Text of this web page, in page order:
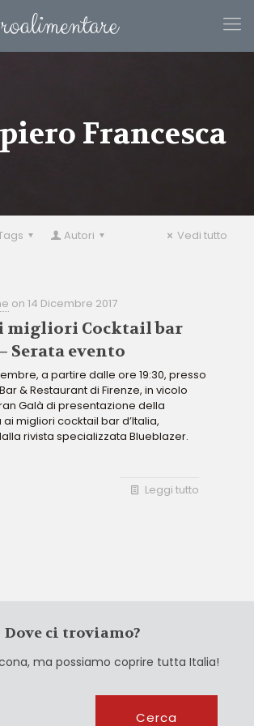
Francesca
Autori Vedi tutto
on14 Dicembre 2017
migliori Cocktail bar
Serata evento
a partire dalle ore 19:30, presso
& Restaurant di Firenze, in vicolo
Galà di presentazione della
migliori cocktail bar d’Italia,
rivista specializzata Blueblazer.
Leggi tutto
Dove ci troviamo?
ma possiamo coprire tutta Italia!
Cerca